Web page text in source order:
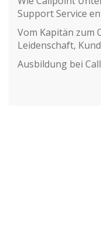
Support Service
Vom Kapitän zum
Leidenschaft,
Ausbildung bei